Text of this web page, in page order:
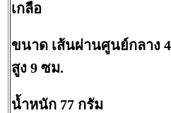
เกลือ
ขนาด เส้นผ่านศูนย์กลาง
สูง 9 ซม.
น้ำหนัก 77 กรัม